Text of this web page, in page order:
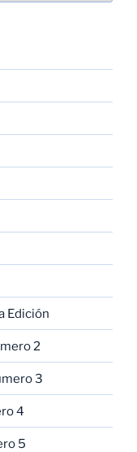
Edición
2
3
4
5